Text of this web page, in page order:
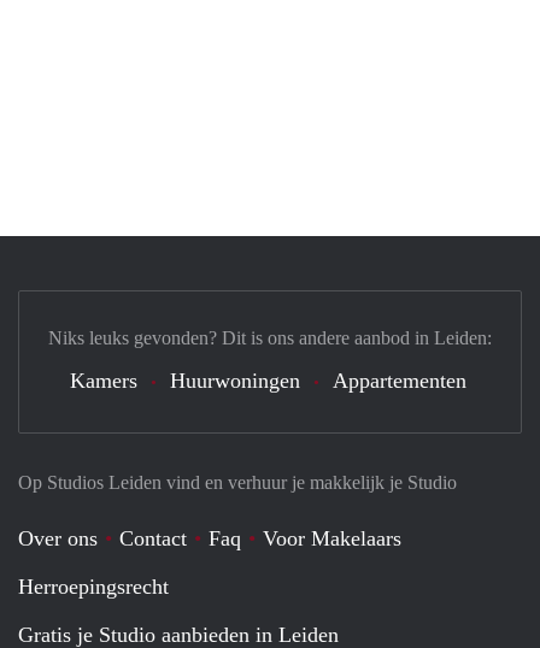
Op Studios Leiden vind en verhuur je makkelijk je Studio
Over ons Contact Faq
Voor Makelaars
Herroepingsrecht
Gratis je Studio aanbieden in Leiden
Niks leuks gevonden? Dit is ons andere aanbod in Leiden:
Kamers Huurwoningen Appartementen